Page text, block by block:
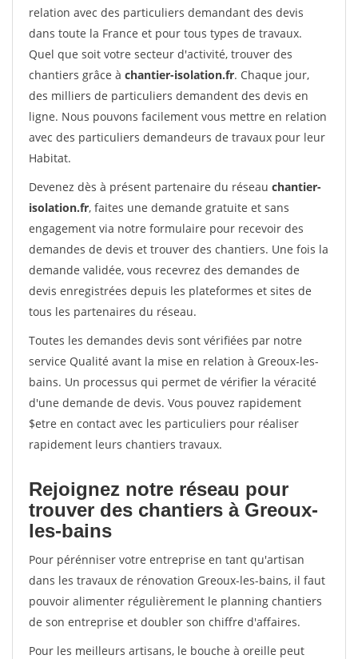
relation avec des particuliers demandant des devis
dans toute la France et pour tous types de travaux.
Quel que soit votre secteur d'activité, trouver des
chantiers grâce à chantier-isolation.fr. Chaque jour,
des milliers de particuliers demandent des devis en
ligne. Nous pouvons facilement vous mettre en relation
avec des particuliers demandeurs de travaux pour leur
Habitat.
Devenez dès à présent partenaire du réseau chantier-
isolation.fr, faites une demande gratuite et sans
engagement via notre formulaire pour recevoir des
demandes de devis et trouver des chantiers. Une fois la
demande validée, vous recevrez des demandes de
devis enregistrées depuis les plateformes et sites de
tous les partenaires du réseau.
Toutes les demandes devis sont vérifiées par notre
service Qualité avant la mise en relation à Greoux-les-
bains. Un processus qui permet de vérifier la véracité
d'une demande de devis. Vous pouvez rapidement
$etre en contact avec les particuliers pour réaliser
rapidement leurs chantiers travaux.
Rejoignez notre réseau pour
trouver des chantiers à Greoux-
les-bains
Pour pérénniser votre entreprise en tant qu'artisan
dans les travaux de rénovation Greoux-les-bains, il faut
pouvoir alimenter régulièrement le planning chantiers
de son entreprise et doubler son chiffre d'affaires.
Pour les meilleurs artisans, le bouche à oreille peut